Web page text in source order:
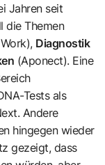
Jahren seit
die Themen
Diagnostik
(Aponect). Eine
Tests als
Andere
hingegen wieder
gezeigt, dass